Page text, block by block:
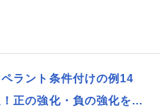
ペラント条件付けの例14
正の強化・負の強化を…